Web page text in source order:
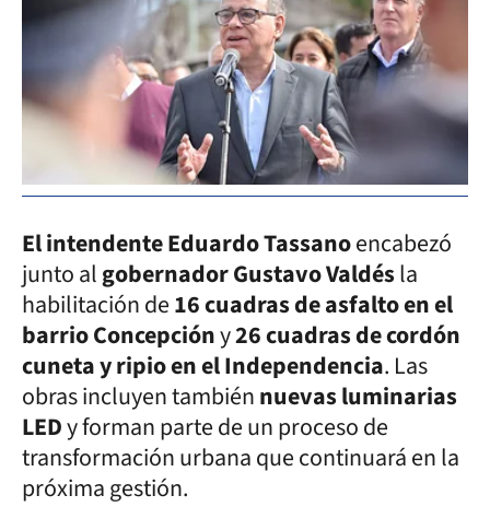
El intendente Eduardo Tassanoencabezó
junto algobernador Gustavo Valdésla
habilitación de16 cuadras de asfalto en el
barrio Concepcióny26 cuadras de cordón
cuneta y ripio en el Independencia. Las
obras incluyen tambiénnuevas luminarias
LEDy forman parte de un proceso de
transformación urbana que continuará en la
próxima gestión.